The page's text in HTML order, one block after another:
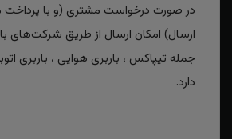
در صورت درخواست مشتری (و با پرداخت
ارسال) امکان ارسال از طریق شرکت‌های
جمله تیپاکس ، باربری هوایی ، باربری
دارد.